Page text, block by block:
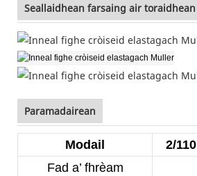
Seallaidhean farsaing air toraidhean
Paramadairean
Modail 2/110
Fad a’ fhrèam